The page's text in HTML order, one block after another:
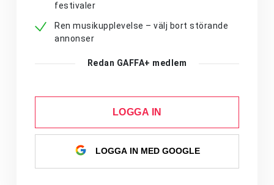
festivaler
Ren musikupplevelse – välj bort störande
annonser
Redan GAFFA+ medlem
LOGGA IN
LOGGA IN MED GOOGLE